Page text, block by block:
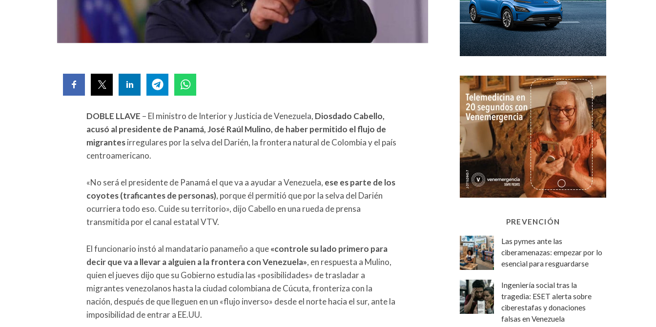
DOBLE LLAVE – El ministro de Interior y Justicia de Venezuela, Diosdado Cabello,
acusó al presidente de Panamá, José Raúl Mulino, de haber permitido el flujo de
migrantesirregulares por la selva del Darién, la frontera natural de Colombia y el país
centroamericano.
«No será el presidente de Panamá el que va a ayudar a Venezuela, ese es parte de los
coyotes (traficantes de personas), porque él permitió que por la selva del Darién
ocurriera todo eso. Cuide su territorio», dijo Cabello en una rueda de prensa
transmitida por el canal estatal VTV.
El funcionario instó al mandatario panameño a que«controle su lado primero para
decir que va a llevar a alguien a la frontera con Venezuela», en respuesta a Mulino,
quien el jueves dijo que su Gobierno estudia las «posibilidades» de trasladar a
migrantes venezolanos hasta la ciudad colombiana de Cúcuta, fronteriza con la
nación, después de que lleguen en un «flujo inverso» desde el norte hacia el sur, ante la
imposibilidad de entrar a EE.UU.
PREVENCIÓN
Las pymes ante las
ciberamenazas: empezar por lo
esencial para resguardarse
Ingeniería social tras la
tragedia: ESET alerta sobre
ciberestafas y donaciones
falsas en Venezuela